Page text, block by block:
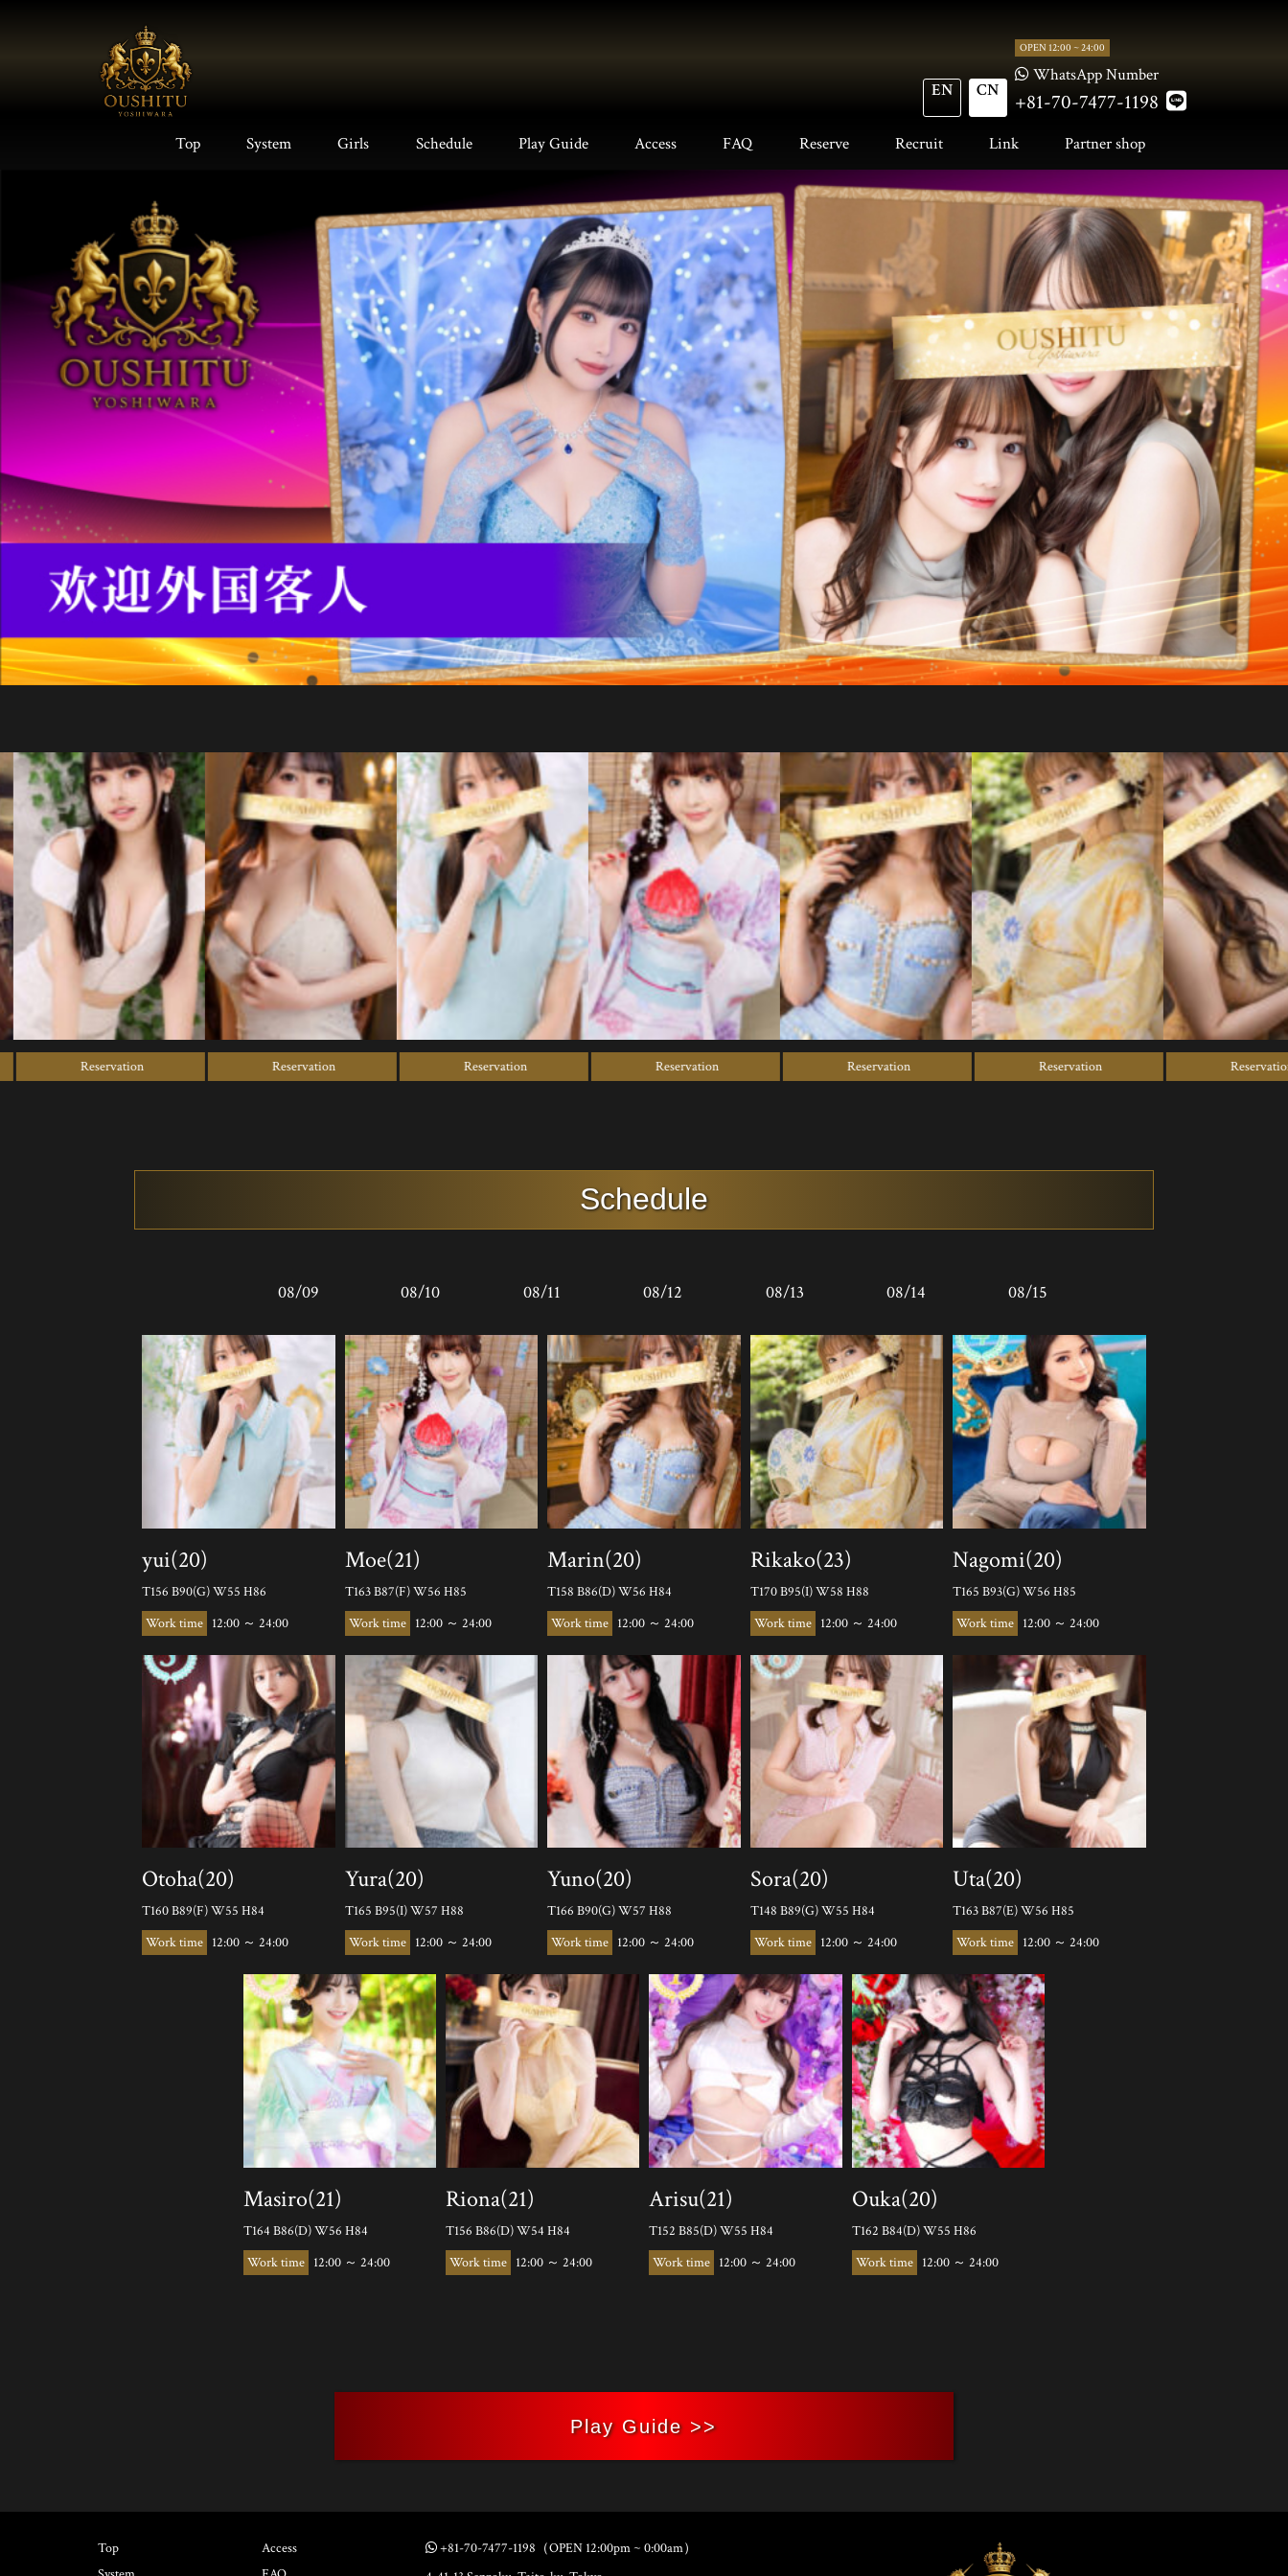
EN CN
OPEN 12:00 ~ 24:00
WhatsApp Number
+81-70-7477-1198
Top System Girls Schedule Play Guide Access FAQ Reserve Recruit Link Partner shop
Reservation Reservation Reservation Reservation Reservation Reservation Reservation
Schedule
08/09 08/10 08/11 08/12 08/13 08/14 08/15
yui(20)
T156 B90(G) W55 H86
12:00 ～ 24:00
Moe(21)
T163 B87(F) W56 H85
12:00 ～ 24:00
Marin(20)
T158 B86(D) W56 H84
12:00 ～ 24:00
Rikako(23)
T170 B95(I) W58 H88
12:00 ～ 24:00
Nagomi(20)
T165 B93(G) W56 H85
12:00 ～ 24:00
Otoha(20)
T160 B89(F) W55 H84
12:00 ～ 24:00
Yura(20)
T165 B95(I) W57 H88
12:00 ～ 24:00
Yuno(20)
T166 B90(G) W57 H88
12:00 ～ 24:00
Sora(20)
T148 B89(G) W55 H84
12:00 ～ 24:00
Uta(20)
T163 B87(E) W56 H85
12:00 ～ 24:00
Masiro(21)
T164 B86(D) W56 H84
12:00 ～ 24:00
Riona(21)
T156 B86(D) W54 H84
12:00 ～ 24:00
Arisu(21)
T152 B85(D) W55 H84
12:00 ～ 24:00
Ouka(20)
T162 B84(D) W55 H86
12:00 ～ 24:00
Play Guide >>
Top
Access
+81-70-7477-1198 （OPEN 12:00pm ~ 0:00am）